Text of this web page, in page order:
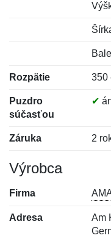
Rozpätie 350
Puzdro
súčasťou
✔
Záruka 2
Výrobca
Firma
Adresa
Am